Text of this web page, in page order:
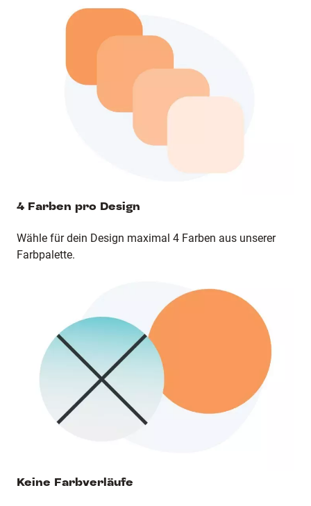
4 Farben pro Design
Wähle für dein Design maximal 4 Farben aus unserer
Farbpalette.
Keine Farbverläufe